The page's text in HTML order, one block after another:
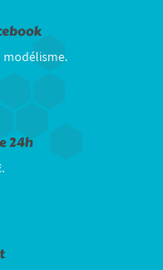
modélisme.
24h